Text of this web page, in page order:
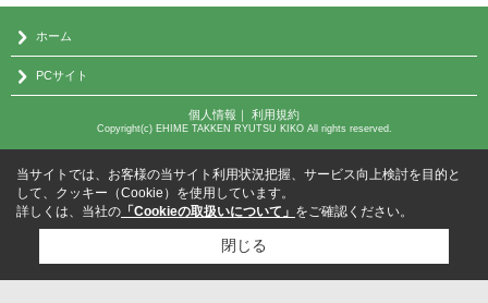
ホーム
PCサイト
個人情報 ｜ 利用規約
Copyright(c) EHIME TAKKEN RYUTSU KIKO All rights reserved.
当サイトでは、お客様の当サイト利用状況把握、サービス向上検討を目的と
して、クッキー（Cookie）を使用しています。
詳しくは、当社の 「Cookieの取扱いについて」 をご確認ください。
閉じる